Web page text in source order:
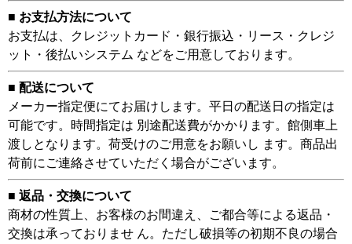
■ お支払方法について
お支払は、クレジットカード・銀行振込・リース・クレジ
ット・後払いシステム などをご用意しております。
■ 配送について
メーカー指定便にてお届けします。平日の配送日の指定は
可能です。時間指定は 別途配送費がかかります。館側車上
渡しとなります。荷受けのご用意をお願いし ます。商品出
荷前にご連絡させていただく場合がございます。
■ 返品・交換について
商材の性質上、お客様のお間違え、ご都合等による返品・
交換は承っておりませ ん。ただし破損等の初期不良の場合